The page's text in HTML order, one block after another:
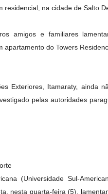
residencial, na cidade de Salto
amigos e familiares
apartamento do Towers
Exteriores, Itamaraty, ainda
pelas autoridades
(Universidade Sul-
nesta quarta-feira (5),